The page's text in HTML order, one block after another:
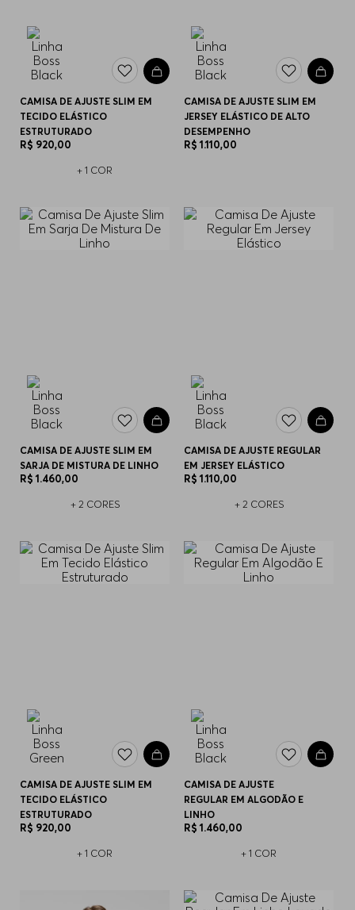
CAMISA DE AJUSTE SLIM EM
TECIDO ELÁSTICO
ESTRUTURADO
R$ 920,00
+ 1 COR
CAMISA DE AJUSTE SLIM EM
JERSEY ELÁSTICO DE ALTO
DESEMPENHO
R$ 1.110,00
CAMISA DE AJUSTE SLIM EM
SARJA DE MISTURA DE LINHO
R$ 1.460,00
+ 2 CORES
CAMISA DE AJUSTE REGULAR
EM JERSEY ELÁSTICO
R$ 1.110,00
+ 2 CORES
CAMISA DE AJUSTE SLIM EM
TECIDO ELÁSTICO
ESTRUTURADO
R$ 920,00
+ 1 COR
CAMISA DE AJUSTE
REGULAR EM ALGODÃO E
LINHO
R$ 1.460,00
+ 1 COR